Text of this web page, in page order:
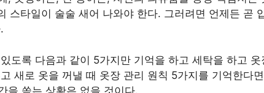
스타일이 술술 새어 나와야 한다. 그러려면 언제든 곧
도록 다음과 같이 5가지만 기억을 하고 세탁을 하고 옷
새로 옷을 꺼낼 때 옷장 관리 원칙 5가지를 기억한다
을 쏟는 상황은 없을 것이다.